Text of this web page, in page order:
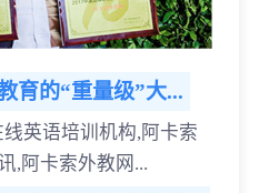
育的“重量级”大...
英语培训机构,阿卡索
,阿卡索外教网...